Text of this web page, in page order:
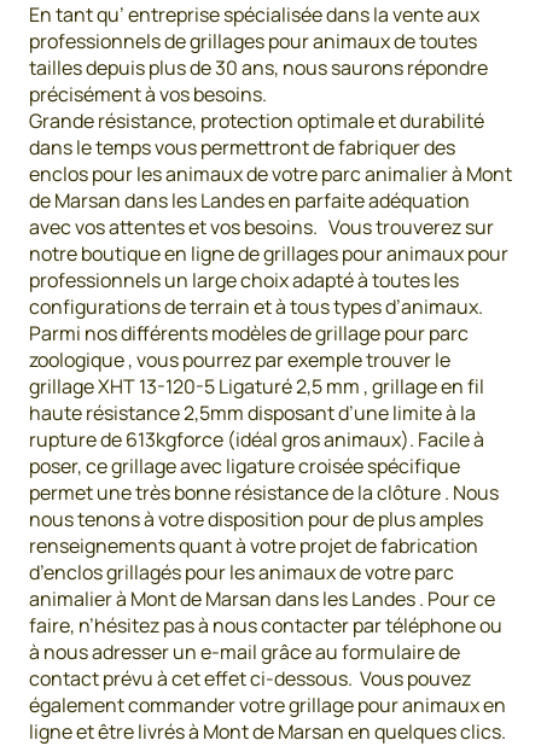
En tant qu’ entreprise spécialisée dans la vente aux
professionnels de grillages pour animaux de toutes
tailles depuis plus de 30 ans, nous saurons répondre
précisément à vos besoins.
Grande résistance, protection optimale et durabilité
dans le temps vous permettront de fabriquer des
enclos pour les animaux de votre parc animalier à Mont
de Marsan dans les Landes en parfaite adéquation
avec vos attentes et vos besoins. Vous trouverez sur
notre boutique en ligne de grillages pour animaux pour
professionnels un large choix adapté à toutes les
configurations de terrain et à tous types d’animaux.
Parmi nos différents modèles de grillage pour parc
zoologique , vous pourrez par exemple trouver le
grillage XHT 13-120-5 Ligaturé 2,5 mm , grillage en fil
haute résistance 2,5mm disposant d’une limite à la
rupture de 613kgforce (idéal gros animaux). Facile à
poser, ce grillage avec ligature croisée spécifique
permet une très bonne résistance de la clôture . Nous
nous tenons à votre disposition pour de plus amples
renseignements quant à votre projet de fabrication
d’enclos grillagés pour les animaux de votre parc
animalier à Mont de Marsan dans les Landes . Pour ce
faire, n’hésitez pas à nous contacter par téléphone ou
à nous adresser un e-mail grâce au formulaire de
contact prévu à cet effet ci-dessous. Vous pouvez
également commander votre grillage pour animaux en
ligne et être livrés à Mont de Marsan en quelques clics.